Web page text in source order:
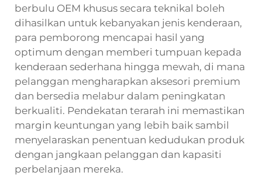
berbulu OEM khusus secara teknikal boleh
dihasilkan untuk kebanyakan jenis kenderaan,
para pemborong mencapai hasil yang
optimum dengan memberi tumpuan kepada
kenderaan sederhana hingga mewah, di mana
pelanggan mengharapkan aksesori premium
dan bersedia melabur dalam peningkatan
berkualiti. Pendekatan terarah ini memastikan
margin keuntungan yang lebih baik sambil
menyelaraskan penentuan kedudukan produk
dengan jangkaan pelanggan dan kapasiti
perbelanjaan mereka.